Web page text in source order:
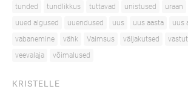
tunded
tundlikkus tuttavad unistused uraan
uued algused
uuendused uus uus aasta uus
vabanemine
vähk Vaimsus väljakutsed
veevalaja
võimalused
KRISTELLE